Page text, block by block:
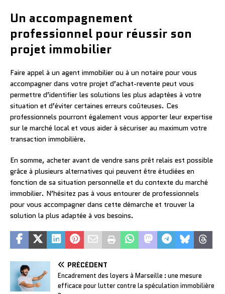
Un accompagnement
professionnel pour réussir son
projet immobilier
Faire appel à un agent immobilier ou à un notaire pour vous
accompagner dans votre projet d’achat-revente peut vous
permettre d’identifier les solutions les plus adaptées à votre
situation et d’éviter certaines erreurs coûteuses. Ces
professionnels pourront également vous apporter leur expertise
sur le marché local et vous aider à sécuriser au maximum votre
transaction immobilière.
En somme, acheter avant de vendre sans prêt relais est possible
grâce à plusieurs alternatives qui peuvent être étudiées en
fonction de sa situation personnelle et du contexte du marché
immobilier. N’hésitez pas à vous entourer de professionnels
pour vous accompagner dans cette démarche et trouver la
solution la plus adaptée à vos besoins.
PRÉCÉDENT
Encadrement des loyers à Marseille : une mesure
efficace pour lutter contre la spéculation immobilière